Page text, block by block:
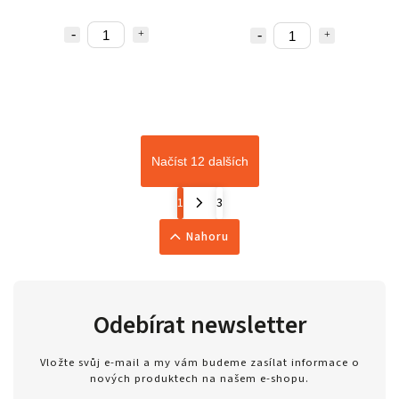
Načíst 12 dalších
1
3
Nahoru
Odebírat newsletter
Vložte svůj e-mail a my vám budeme zasílat informace o
nových produktech na našem e-shopu.